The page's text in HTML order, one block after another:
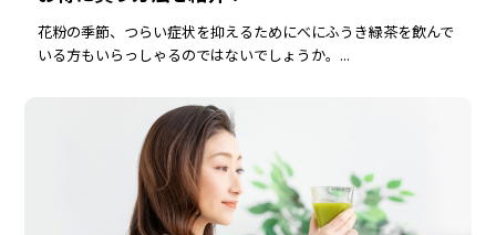
花粉の季節、つらい症状を抑えるためにべにふうき緑茶を飲んで
いる方もいらっしゃるのではないでしょうか。...